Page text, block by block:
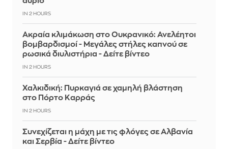
IN 2 HOURS
Ακραία κλιμάκωση στο Ουκρανικό: Ανελέητοι
βομβαρδισμοί - Μεγάλες στήλες καπνού σε
ρωσικά διυλιστήρια - Δείτε βίντεο
IN 2 HOURS
Χαλκιδική: Πυρκαγιά σε χαμηλή βλάστηση
στο Πόρτο Καρράς
IN 2 HOURS
Συνεχίζεται η μάχη με τις φλόγες σε Αλβανία
και Σερβία - Δείτε βίντεο